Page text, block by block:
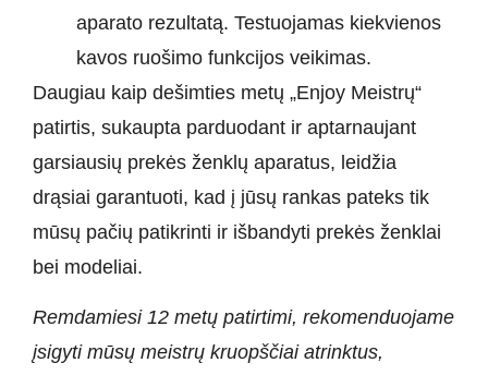
aparato rezultatą. Testuojamas kiekvienos
kavos ruošimo funkcijos veikimas.
Daugiau kaip dešimties metų „Enjoy Meistrų“
patirtis, sukaupta parduodant ir aptarnaujant
garsiausių prekės ženklų aparatus, leidžia
drąsiai garantuoti, kad į jūsų rankas pateks tik
mūsų pačių patikrinti ir išbandyti prekės ženklai
bei modeliai.
Remdamiesi 12 metų patirtimi, rekomenduojame
įsigyti mūsų meistrų kruopščiai atrinktus,